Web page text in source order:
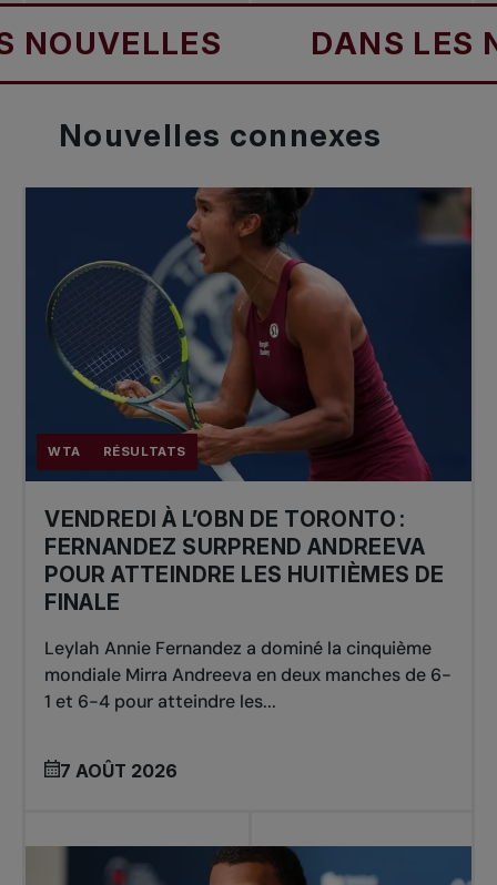
DANS LES
Nouvelles connexes
WTA RÉSULTATS
VENDREDI À L’OBN DE TORONTO :
FERNANDEZ SURPREND ANDREEVA
POUR ATTEINDRE LES HUITIÈMES DE
FINALE
Leylah Annie Fernandez a dominé la cinquième
mondiale Mirra Andreeva en deux manches de 6-
1 et 6-4 pour atteindre les...
7 AOÛT 2026